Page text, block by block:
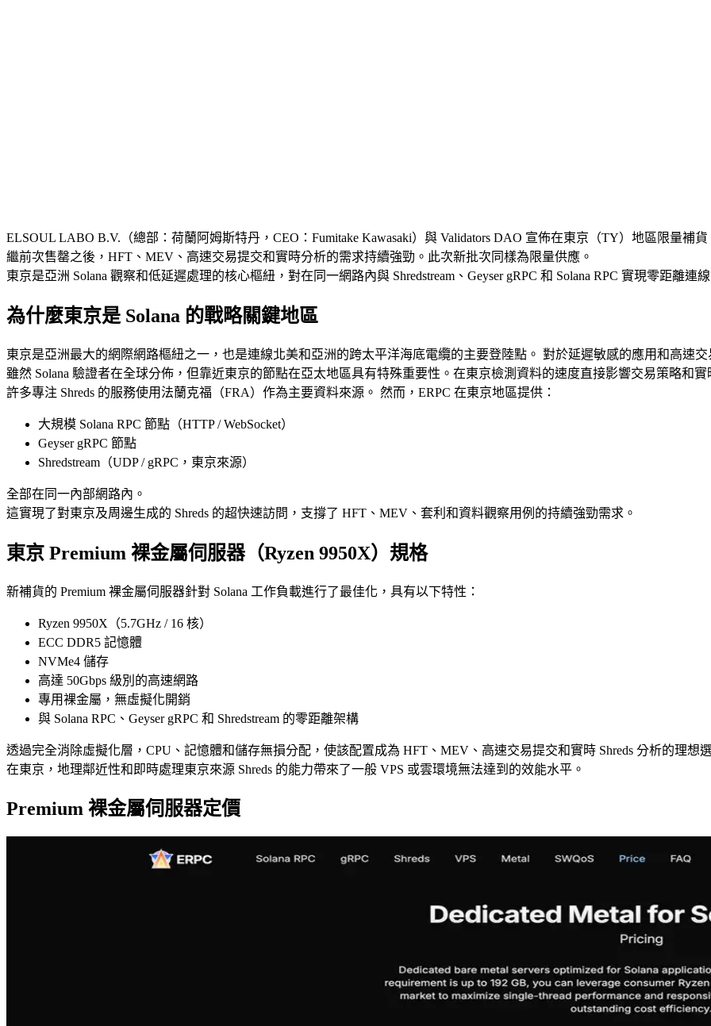
ELSOUL LABO B.V.（總部：荷蘭阿姆斯特丹，CEO：Fumitake Kawasaki）與 Validators DAO 宣佈在東京（TY）地區限量補貨
繼前次售罄之後，HFT、MEV、高速交易提交和實時分析的需求持續強勁。此次新批次同樣為限量供應。
東京是亞洲 Solana 觀察和低延遲處理的核心樞紐，對在同一網路內與 Shredstream、Geyser gRPC 和 Solana RPC 實現零距離連
為什麼東京是 Solana 的戰略關鍵地區
東京是亞洲最大的網際網路樞紐之一，也是連線北美和亞洲的跨太平洋海底電纜的主要登陸點。 對於延遲敏感的應用和高速
雖然 Solana 驗證者在全球分佈，但靠近東京的節點在亞太地區具有特殊重要性。在東京檢測資料的速度直接影響交易策略和實
許多專注 Shreds 的服務使用法蘭克福（FRA）作為主要資料來源。 然而，ERPC 在東京地區提供：
大規模 Solana RPC 節點（HTTP / WebSocket）
Geyser gRPC 節點
Shredstream（UDP / gRPC，東京來源）
全部在同一內部網路內。
這實現了對東京及周邊生成的 Shreds 的超快速訪問，支撐了 HFT、MEV、套利和資料觀察用例的持續強勁需求。
東京 Premium 裸金屬伺服器（Ryzen 9950X）規格
新補貨的 Premium 裸金屬伺服器針對 Solana 工作負載進行了最佳化，具有以下特性：
Ryzen 9950X（5.7GHz / 16 核）
ECC DDR5 記憶體
NVMe4 儲存
高達 50Gbps 級別的高速網路
專用裸金屬，無虛擬化開銷
與 Solana RPC、Geyser gRPC 和 Shredstream 的零距離架構
透過完全消除虛擬化層，CPU、記憶體和儲存無損分配，使該配置成為 HFT、MEV、高速交易提交和實時 Shreds 分析的理想
在東京，地理鄰近性和即時處理東京來源 Shreds 的能力帶來了一般 VPS 或雲環境無法達到的效能水平。
Premium 裸金屬伺服器定價